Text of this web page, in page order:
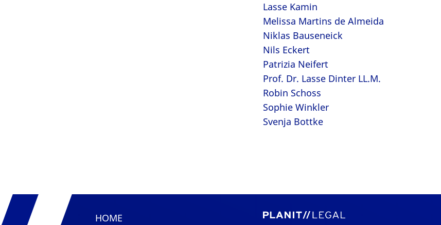
Lasse Kamin
Melissa Martins de Almeida
Niklas Bauseneick
Nils Eckert
Patrizia Neifert
Prof. Dr. Lasse Dinter LL.M.
Robin Schoss
Sophie Winkler
Svenja Bottke
HOME